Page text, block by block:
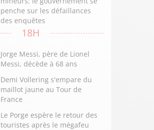
penche sur les défaillances
des enquêtes
18H
Jorge Messi, père de Lionel
Messi, décède à 68 ans
Demi Vollering s'empare du
maillot jaune au Tour de
France
Le Porge espère le retour des
touristes après le mégafeu